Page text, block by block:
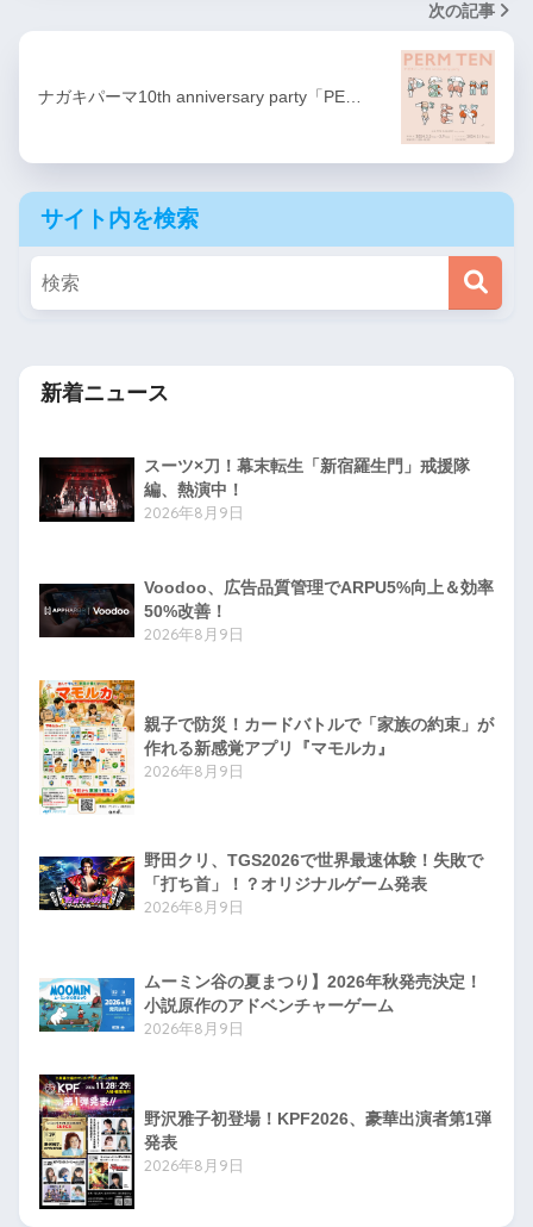
次の記事
ナガキパーマ10th anniversary party「PE…
サイト内を検索
新着ニュース
スーツ×刀！幕末転生「新宿羅生門」戒援隊
編、熱演中！
2026年8月9日
Voodoo、広告品質管理でARPU5%向上＆効率
50%改善！
2026年8月9日
親子で防災！カードバトルで「家族の約束」が
作れる新感覚アプリ『マモルカ』
2026年8月9日
野田クリ、TGS2026で世界最速体験！失敗で
「打ち首」！？オリジナルゲーム発表
2026年8月9日
ムーミン谷の夏まつり】2026年秋発売決定！
小説原作のアドベンチャーゲーム
2026年8月9日
野沢雅子初登場！KPF2026、豪華出演者第1弾
発表
2026年8月9日